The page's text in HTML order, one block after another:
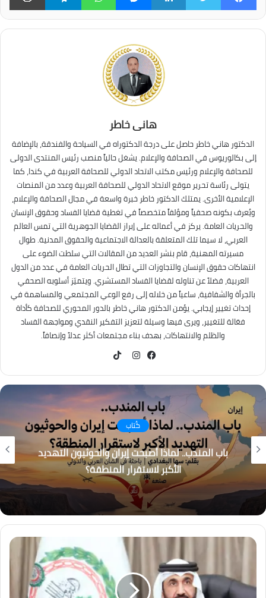
هانى خاطر
الدكتور هاني خاطر حاصل على درجة الدكتوراه في السياحة والفندقة، بالإضافة
إلى بكالوريوس في الصحافة والإعلام. يشغل حالياً منصب رئيس المنتدى الدولى
للصحافة والإعلام ورئيس مكتب الاتحاد الدولي للصحافة العربية في كندا، كما
يتولى رئاسة تحرير موقع الاتحاد الدولي للصحافة العربية وعدد من المنصات
الإعلامية الأخرى. يمتلك الدكتور خاطر خبرة واسعة في مجال الصحافة والإعلام،
ويُعرف بكونه صحفياً ومؤلفاً متخصصاً في تغطية قضايا الفساد وحقوق الإنسان
والحريات العامة. يركز في أعماله على إبراز القضايا الجوهرية التي تمس العالم
العربي، لا سيما تلك المتعلقة بالعدالة الاجتماعية والحقوق المدنية. طوال
مسيرته المهنية، قام بنشر العديد من المقالات التي سلطت الضوء على
انتهاكات حقوق الإنسان والتجاوزات التي تطال الحريات العامة في عدد من الدول
العربية، فضلاً عن تناوله لقضايا الفساد المستشري. ويتميّز أسلوبه الصحفي
بالجرأة والشفافية، ساعياً من خلاله إلى رفع الوعي المجتمعي والمساهمة في
إحداث تغيير إيجابي. يؤمن الدكتور هاني خاطر بالدور المحوري للصحافة كأداة
فعّالة للتغيير، ويرى فيها وسيلة لتعزيز التفكير النقدي ومواجهة الفساد
والظلم والانتهاكات، بهدف بناء مجتمعات أكثر عدلاً وإنصافاً.
كُتاب
باب المندب.. لماذا أصبحت إيران والحوثيون التهديد
الأكبر لاستقرار المنطقة؟